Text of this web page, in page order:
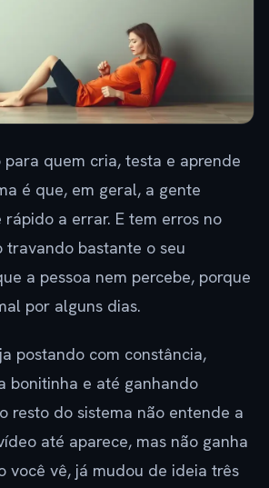
para quem cria, testa e aprende
é que, em geral, a gente
a errar. E tem erros no
travando bastante o seu
a pessoa nem percebe, porque
por alguns dias.
postando com constância,
bonitinha e até ganhando
resto do sistema não entende a
até aparece, mas não ganha
você vê, já mudou de ideia três